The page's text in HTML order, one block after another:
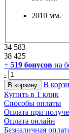
2010 мм.
34 583
38 425
+ 519 бонусов на
-
В корзину
В
Купить в 1 клик
Способы оплаты
Оплата при
Оплата онлайн
Безналичная